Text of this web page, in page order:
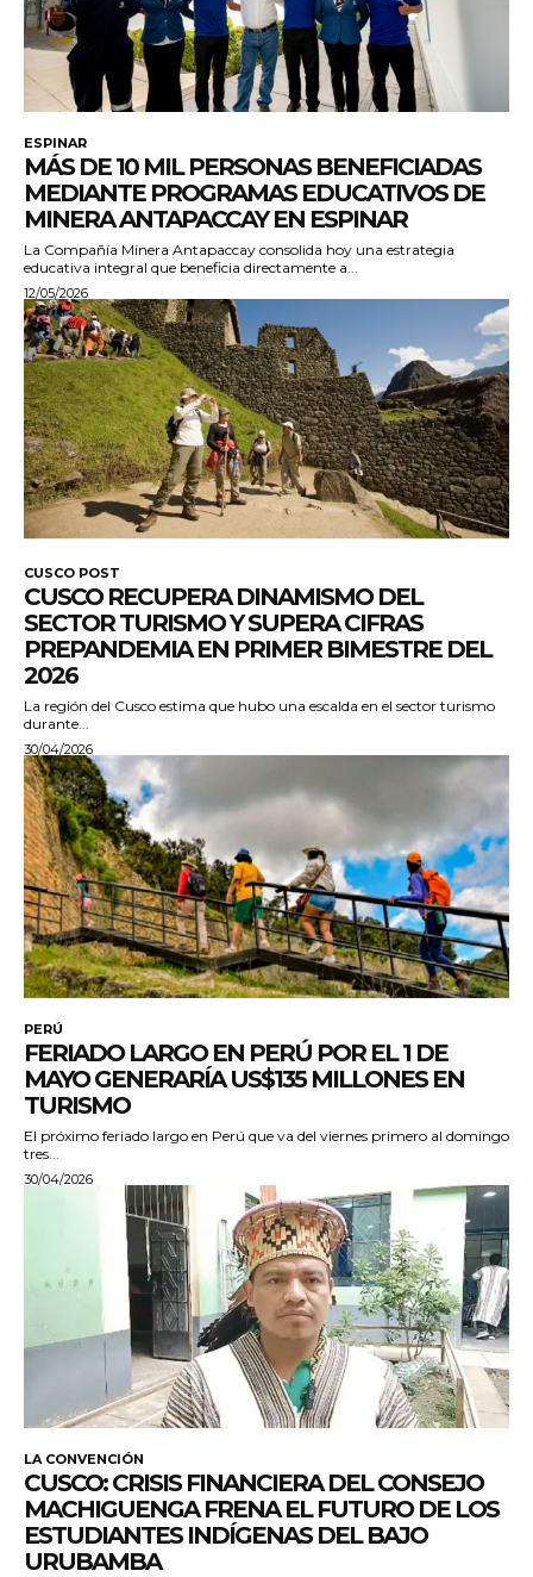
ESPINAR
MÁS DE 10 MIL PERSONAS BENEFICIADAS
MEDIANTE PROGRAMAS EDUCATIVOS DE
MINERA ANTAPACCAY EN ESPINAR
La Compañía Minera Antapaccay consolida hoy una estrategia
educativa integral que beneficia directamente a...
12/05/2026
CUSCO POST
CUSCO RECUPERA DINAMISMO DEL
SECTOR TURISMO Y SUPERA CIFRAS
PREPANDEMIA EN PRIMER BIMESTRE DEL
2026
La región del Cusco estima que hubo una escalda en el sector turismo
durante...
30/04/2026
PERÚ
FERIADO LARGO EN PERÚ POR EL 1 DE
MAYO GENERARÍA US$135 MILLONES EN
TURISMO
El próximo feriado largo en Perú que va del viernes primero al domingo
tres...
30/04/2026
LA CONVENCIÓN
CUSCO: CRISIS FINANCIERA DEL CONSEJO
MACHIGUENGA FRENA EL FUTURO DE LOS
ESTUDIANTES INDÍGENAS DEL BAJO
URUBAMBA